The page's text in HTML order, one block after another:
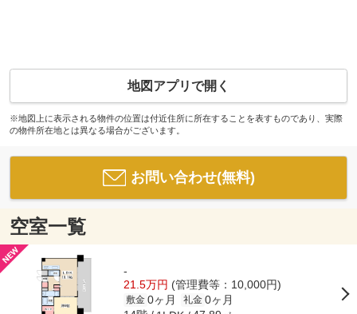
地図アプリで開く
※地図上に表示される物件の位置は付近住所に所在することを表すものであり、実際
の物件所在地とは異なる場合がございます。
お問い合わせ(無料)
空室一覧
-
21.5万円 (管理費等：10,000円)
敷金 0ヶ月 礼金 0ヶ月